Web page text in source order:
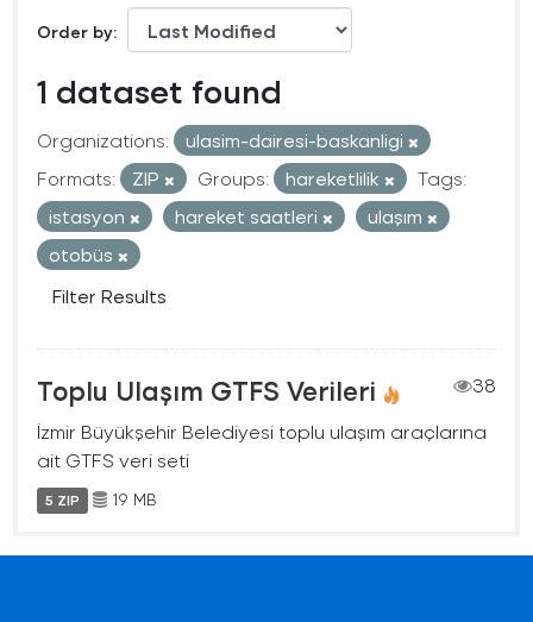
Order by
1 dataset found
Organizations:
ulasim-dairesi-baskanligi
Formats:
ZIP Groups: hareketlilik
Tags:
istasyon
hareket saatleri
ulaşım
otobüs
Filter Results
Toplu Ulaşım GTFS Verileri
38
İzmir Büyükşehir Belediyesi toplu ulaşım araçlarına
ait GTFS veri seti
5 ZIP 19 MB